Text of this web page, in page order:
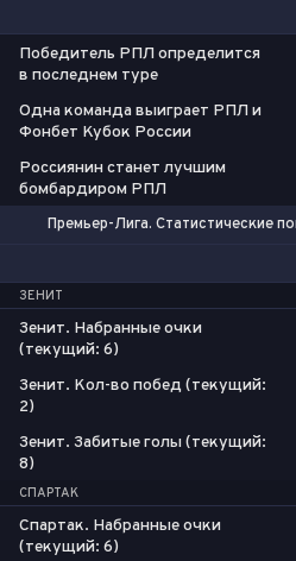
Победитель РПЛ определится
в последнем туре
Одна команда выиграет РПЛ и
Фонбет Кубок России
Россиянин станет лучшим
бомбардиром РПЛ
Премьер-Лига. Статистические
ЗЕНИТ
Зенит. Набранные очки
(текущий: 6)
Зенит. Кол-во побед (текущий:
2)
Зенит. Забитые голы (текущий:
8)
СПАРТАК
Спартак. Набранные очки
(текущий: 6)